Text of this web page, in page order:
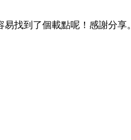
易找到了個載點呢！ 感謝分享